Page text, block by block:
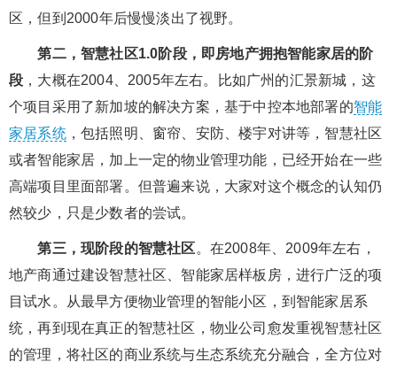
区，但到2000年后慢慢淡出了视野。
第二，智慧社区1.0阶段，即房地产拥抱智能家居的阶
段 ，大概在2004、2005年左右。比如广州的汇景新城，这
个项目采用了新加坡的解决方案，基于中控本地部署的智能
家居系统，包括照明、窗帘、安防、楼宇对讲等，智慧社区
或者智能家居，加上一定的物业管理功能，已经开始在一些
高端项目里面部署。但普遍来说，大家对这个概念的认知仍
然较少，只是少数者的尝试。
第三，现阶段的智慧社区。在2008年、2009年左右，
地产商通过建设智慧社区、智能家居样板房，进行广泛的项
目试水。从最早方便物业管理的智能小区，到智能家居系
统，再到现在真正的智慧社区，物业公司愈发重视智慧社区
的管理，将社区的商业系统与生态系统充分融合，全方位对